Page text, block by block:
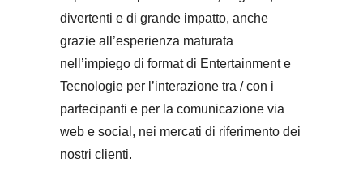
divertenti e di grande impatto, anche
grazie all’esperienza maturata
nell’impiego di format di Entertainmente
Tecnologie per l’interazione tra / con i
partecipanti e per la comunicazione via
web e social, nei mercati di riferimento dei
nostri clienti.